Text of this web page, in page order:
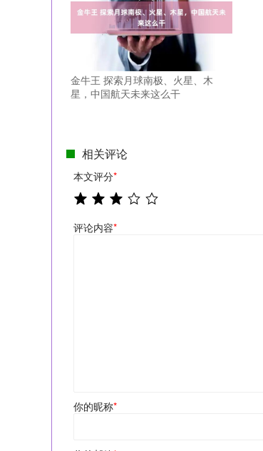
金牛王 探索月球南极、火星、木
星，中国航天未来这么干
相关评论
本文评分*
评论内容*
你的昵称*